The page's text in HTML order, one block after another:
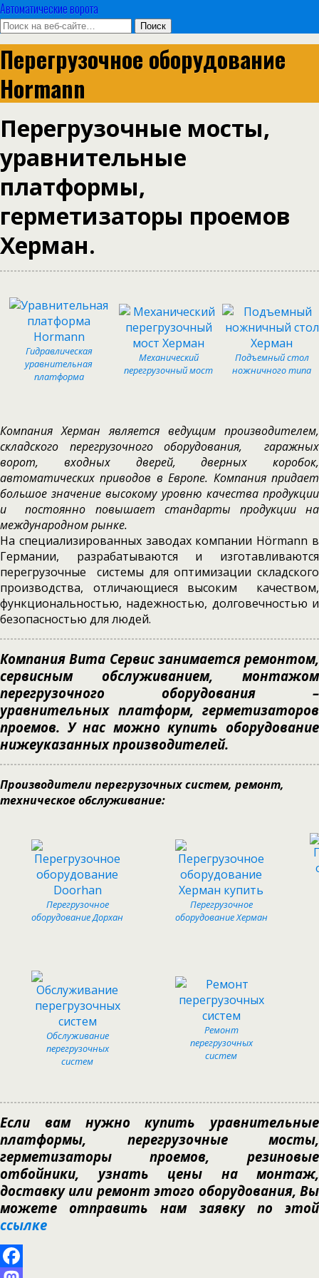
Автоматические ворота
Перегрузочное оборудование
Hormann
Перегрузочные мосты,
уравнительные
платформы,
герметизаторы проемов
Херман.
Гидравлическая
уравнительная
платформа
Механический
перегрузочный мост
Подъемный стол
ножничного типа
Компания Херман является ведущим производителем,
складского перегрузочного оборудования, гаражных
ворот, входных дверей, дверных коробок,
автоматических приводов в Европе. Компания придает
большое значение высокому уровню качества продукции
и постоянно повышает стандарты продукции на
международном рынке.
На специализированных заводах компании Hörmann в
Германии, разрабатываются и изготавливаются
перегрузочные системы для оптимизации складского
производства, отличающиеся высоким качеством,
функциональностью, надежностью, долговечностью и
безопасностью для людей.
Компания Вита Сервис занимается ремонтом,
сервисным обслуживанием, монтажом
перегрузочного оборудования –
уравнительных платформ, герметизаторов
проемов. У нас можно купить оборудование
нижеуказанных производителей.
Производители перегрузочных систем, ремонт,
техническое обслуживание:
Перегрузочное
оборудование Дорхан
Перегрузочное
оборудование Херман
Обслуживание
перегрузочных
систем
Ремонт
перегрузочных
систем
Если вам нужно купить уравнительные
платформы, перегрузочные мосты,
герметизаторы проемов, резиновые
отбойники, узнать цены на монтаж,
доставку или ремонт этого оборудования, Вы
можете отправить нам заявку по этой
ссылке